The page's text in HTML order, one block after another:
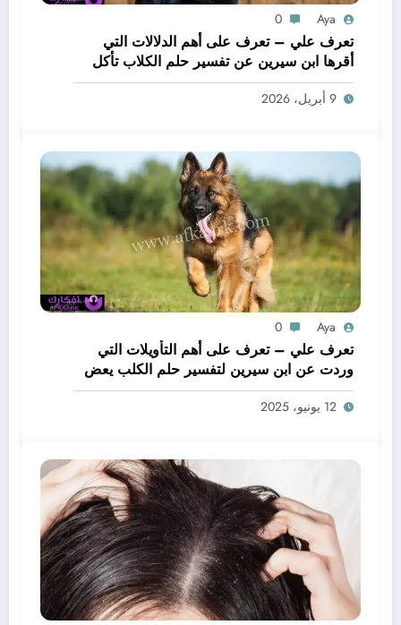
Aya
0
تعرف علي – تعرف على أهم الدلالات التي
أقرها ابن سيرين عن تفسير حلم الكلاب تأكل
لحم – بالتفصيل
9 أبريل، 2026
Aya
0
تعرف علي – تعرف على أهم التأويلات التي
وردت عن ابن سيرين لتفسير حلم الكلب يعض
يدي – بالتفصيل
12 يونيو، 2025